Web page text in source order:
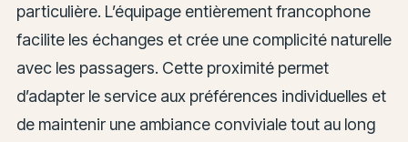
particulière. L’équipage entièrement francophone
facilite les échanges et crée une complicité naturelle
avec les passagers. Cette proximité permet
d’adapter le service aux préférences individuelles et
de maintenir une ambiance conviviale tout au long